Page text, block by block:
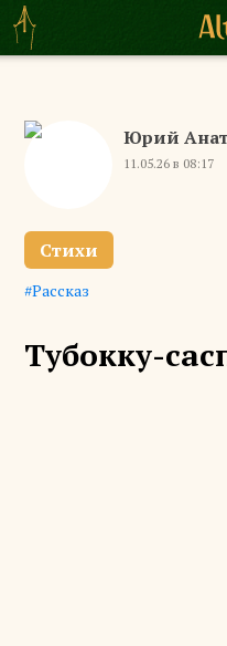
Юрий
11.05.26 в 08:17
Стихи
Рассказ
Тубокку-